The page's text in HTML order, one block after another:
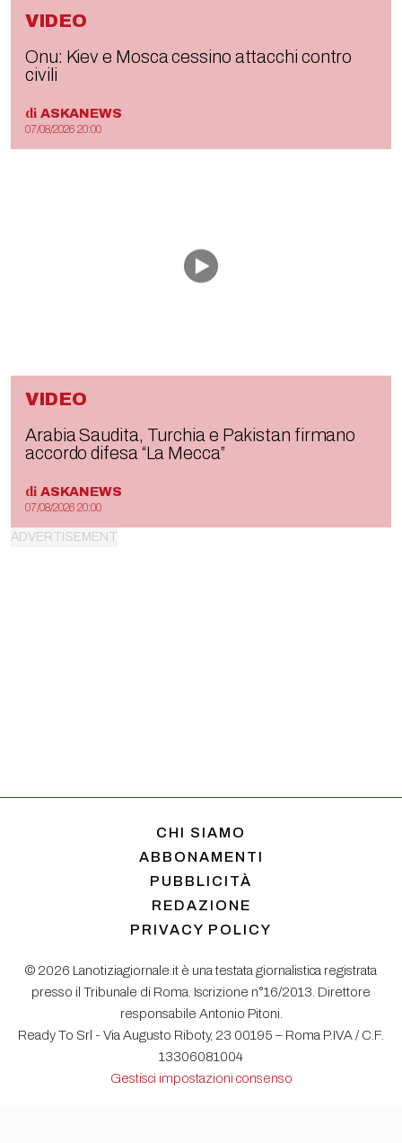
VIDEO
Onu: Kiev e Mosca cessino attacchi contro
civili
di ASKANEWS
07/08/2026 20:00
VIDEO
Arabia Saudita, Turchia e Pakistan firmano
accordo difesa “La Mecca”
di ASKANEWS
07/08/2026 20:00
CHI SIAMO
ABBONAMENTI
PUBBLICITÀ
REDAZIONE
PRIVACY POLICY
© 2026 Lanotiziagiornale.it è una testata giornalistica registrata
presso il Tribunale di Roma. Iscrizione n°16/2013. Direttore
responsabile Antonio Pitoni.
Ready To Srl - Via Augusto Riboty, 23 00195 – Roma P.IVA / C.F.
13306081004
Gestisci impostazioni consenso